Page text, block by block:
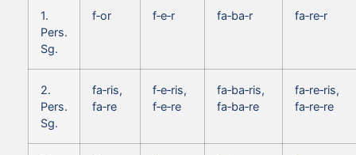
1.
Pers.
Sg.
f‑or f‑e‑r fa‑ba‑r fa‑re‑r
2.
Pers.
Sg.
fa‑ris,
fa‑re
f‑e‑ris,
f‑e‑re
fa‑ba‑ris,
fa‑ba‑re
fa‑re‑ris,
fa‑re‑re